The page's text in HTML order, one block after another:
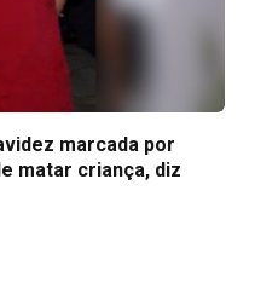
marcada por
matar criança, diz